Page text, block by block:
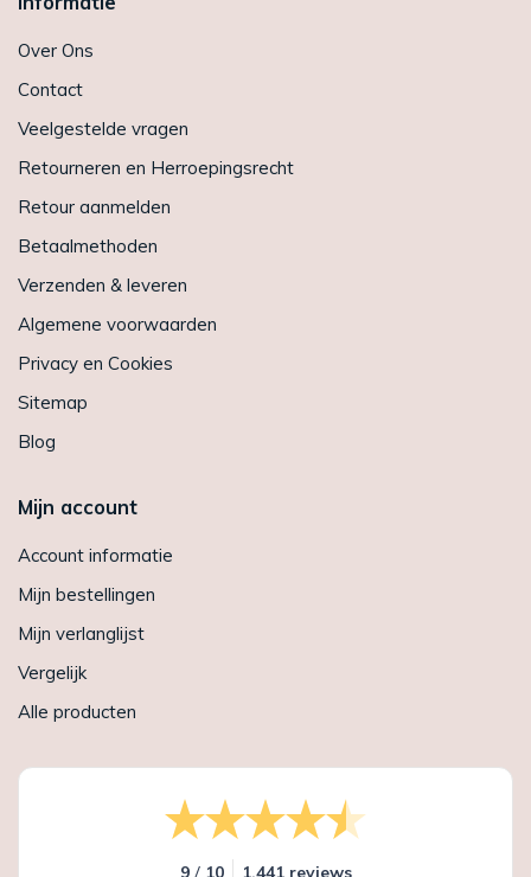
Over Ons
Contact
Veelgestelde vragen
Retourneren en Herroepingsrecht
Retour aanmelden
Betaalmethoden
Verzenden & leveren
Algemene voorwaarden
Privacy en Cookies
Sitemap
Blog
Mijn account
Account informatie
Mijn bestellingen
Mijn verlanglijst
Vergelijk
Alle producten
/